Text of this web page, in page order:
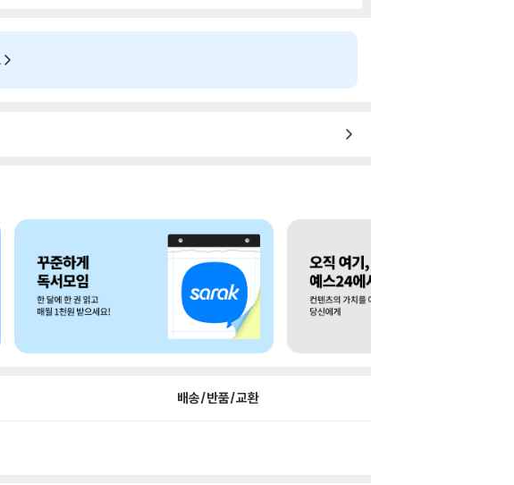
배송/반품/교환